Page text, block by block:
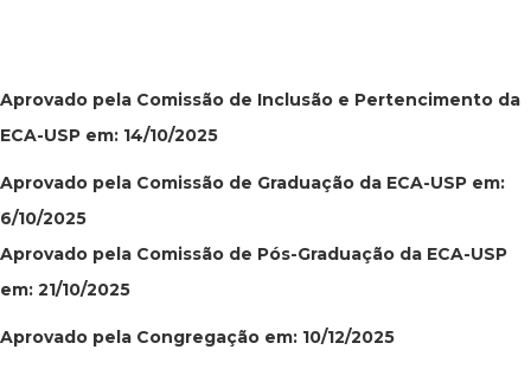
Aprovado pela Comissão de Inclusão e Pertencimento da
ECA-USP em: 14/10/2025
Aprovado pela Comissão de Graduação da ECA-USP em:
6/10/2025
Aprovado pela Comissão de Pós-Graduação da ECA-USP
em: 21/10/2025
Aprovado pela Congregação em: 10/12/2025